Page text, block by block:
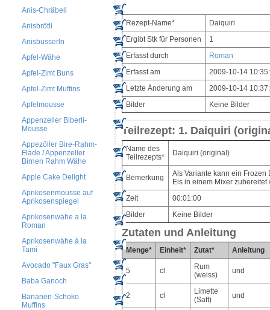
Anis-Chräbeli
Anisbrötli
Anisbusserln
Apfel-Wähe
Apfel-Zimt Buns
Apfel-Zimt Muffins
Apfelmousse
Appenzeller Biberli-
Mousse
Appezöller Bire-Rahm-
Flade / Appenzeller
Birnen Rahm Wähe
Apple Cake Delight
Aprikosenmousse auf
Aprikosenspiegel
Aprikosenwähe a la
Roman
Aprikosenwähe à la
Tami
Avocado "Faux Gras"
Baba Ganoch
Bananen-Schoko
Muffins
Rezept-Name*
Daiquiri
Ergibt Stk für Personen
1
Erfasst durch
Roman
Erfasst am
2009-10-14
Letzte Änderung am
2009-10-14
Bilder
Keine Bilder
Teilrezept: 1. Daiquiri
Name des
Teilrezepts*
Daiquiri (original)
Bemerkung
Als Variante kann ein Frozen
Eis in einem Mixer zubereitet
Zeit
00:01:00
Bilder
Keine Bilder
Zutaten und Anleitung
Menge* Einheit* Zutat* Anleitung
5 cl
Rum
(weiss)
und
2 cl
Limette
(Saft)
und